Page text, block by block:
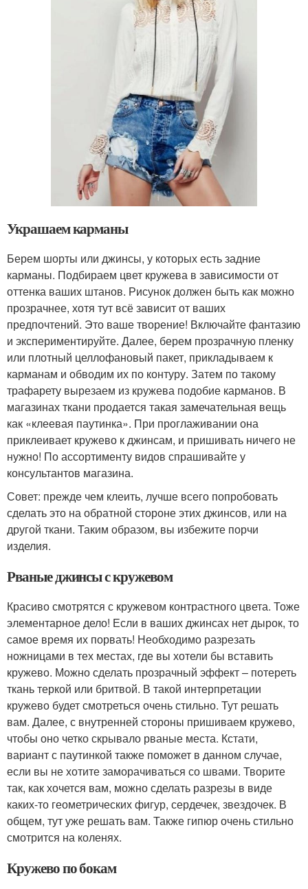
Украшаем карманы
Берем шорты или джинсы, у которых есть задние
карманы. Подбираем цвет кружева в зависимости от
оттенка ваших штанов. Рисунок должен быть как можно
прозрачнее, хотя тут всё зависит от ваших
предпочтений. Это ваше творение! Включайте фантазию
и экспериментируйте. Далее, берем прозрачную пленку
или плотный целлофановый пакет, прикладываем к
карманам и обводим их по контуру. Затем по такому
трафарету вырезаем из кружева подобие карманов. В
магазинах ткани продается такая замечательная вещь
как «клеевая паутинка». При проглаживании она
приклеивает кружево к джинсам, и пришивать ничего не
нужно! По ассортименту видов спрашивайте у
консультантов магазина.
Совет: прежде чем клеить, лучше всего попробовать
сделать это на обратной стороне этих джинсов, или на
другой ткани. Таким образом, вы избежите порчи
изделия.
Рваные джинсы с кружевом
Красиво смотрятся с кружевом контрастного цвета. Тоже
элементарное дело! Если в ваших джинсах нет дырок, то
самое время их порвать! Необходимо разрезать
ножницами в тех местах, где вы хотели бы вставить
кружево. Можно сделать прозрачный эффект – потереть
ткань теркой или бритвой. В такой интерпретации
кружево будет смотреться очень стильно. Тут решать
вам. Далее, с внутренней стороны пришиваем кружево,
чтобы оно четко скрывало рваные места. Кстати,
вариант с паутинкой также поможет в данном случае,
если вы не хотите заморачиваться со швами. Творите
так, как хочется вам, можно сделать разрезы в виде
каких-то геометрических фигур, сердечек, звездочек. В
общем, тут уже решать вам. Также гипюр очень стильно
смотрится на коленях.
Кружево по бокам